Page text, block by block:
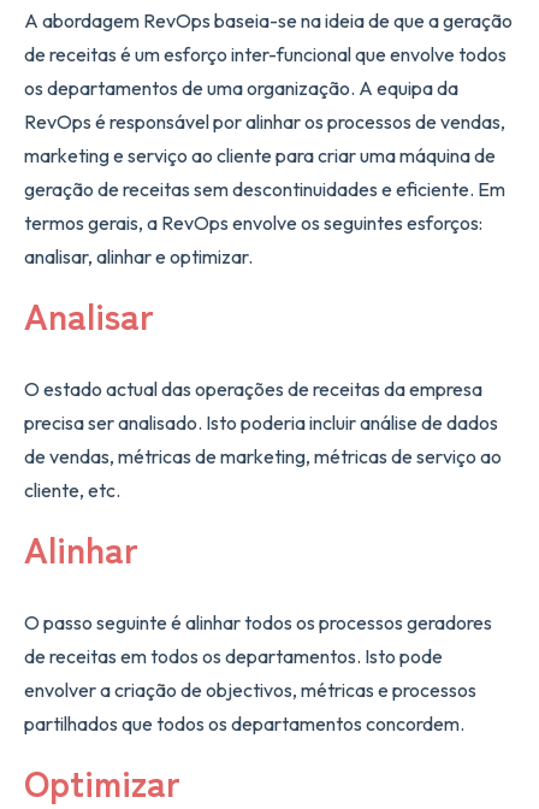
A abordagem RevOps baseia-se na ideia de que a geração
de receitas é um esforço inter-funcional que envolve todos
os departamentos de uma organização. A equipa da
RevOps é responsável por alinhar os processos de vendas,
marketing e serviço ao cliente para criar uma máquina de
geração de receitas sem descontinuidades e eficiente. Em
termos gerais, a RevOps envolve os seguintes esforços:
analisar, alinhar e optimizar.
Analisar
O estado actual das operações de receitas da empresa
precisa ser analisado. Isto poderia incluir análise de dados
de vendas, métricas de marketing, métricas de serviço ao
cliente, etc.
Alinhar
O passo seguinte é alinhar todos os processos geradores
de receitas em todos os departamentos. Isto pode
envolver a criação de objectivos, métricas e processos
partilhados que todos os departamentos concordem.
Optimizar